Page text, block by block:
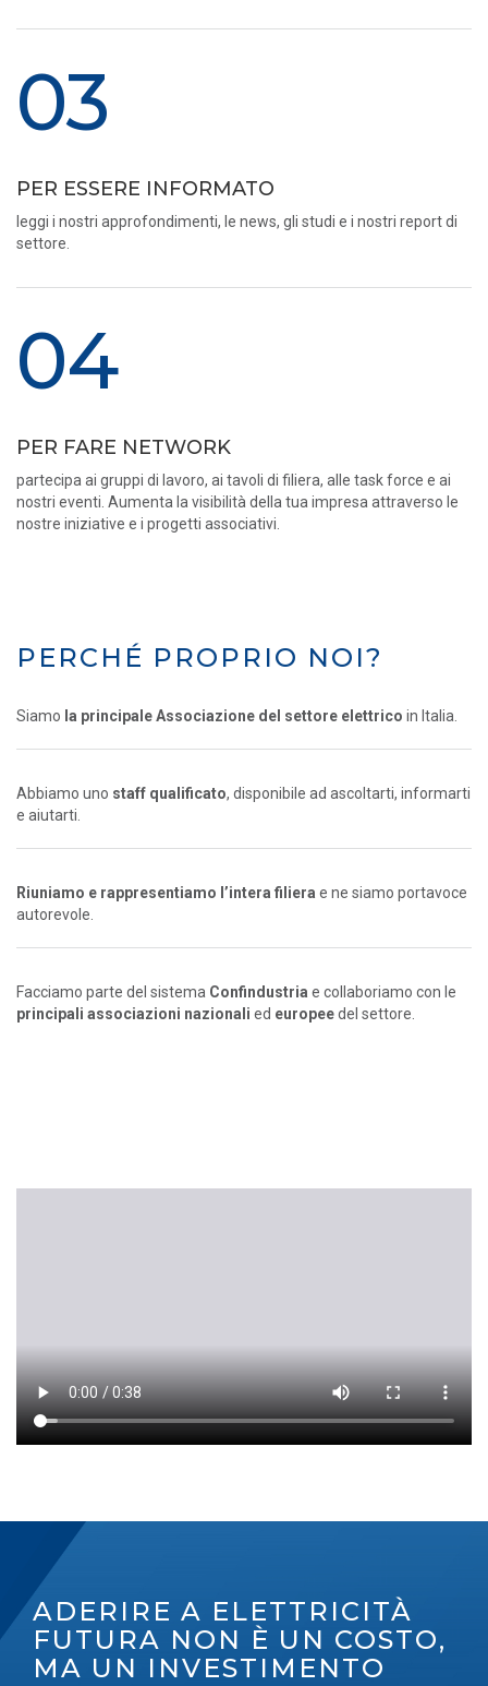
03
PER ESSERE INFORMATO
leggi i nostri approfondimenti, le news, gli studi e i nostri report di
settore.
04
PER FARE NETWORK
partecipa ai gruppi di lavoro, ai tavoli di filiera, alle task force e ai
nostri eventi. Aumenta la visibilità della tua impresa attraverso le
nostre iniziative e i progetti associativi.
PERCHÉ PROPRIO NOI?
Siamo la principale Associazione del settore elettrico in Italia.
Abbiamo uno staff qualificato, disponibile ad ascoltarti, informarti
e aiutarti.
Riuniamo e rappresentiamo l’intera filiera e ne siamo portavoce
autorevole.
Facciamo parte del sistema Confindustria e collaboriamo con le
principali associazioni nazionali ed europeedel settore.
ADERIRE A ELETTRICITÀ
FUTURA NON È UN COSTO,
MA UN INVESTIMENTO